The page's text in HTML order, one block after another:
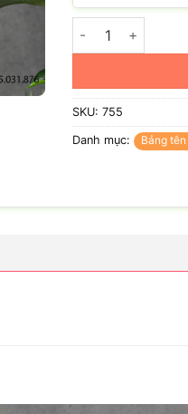
Bảng tên đám
SKU: 755
Danh mục: Bảng